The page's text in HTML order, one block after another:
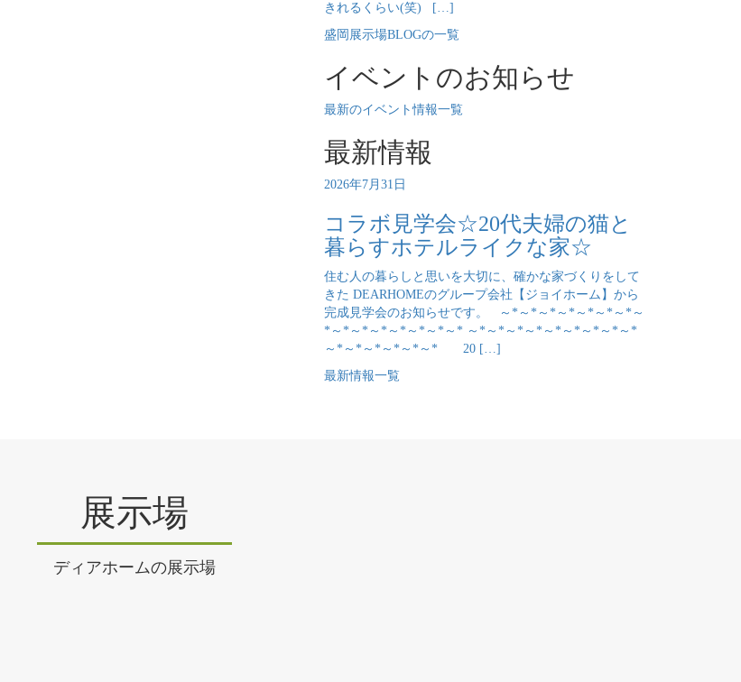
きれるくらい(笑) […]
盛岡展示場BLOGの一覧
イベントのお知らせ
最新のイベント情報一覧
最新情報
2026年7月31日
コラボ見学会☆20代夫婦の猫と
暮らすホテルライクな家☆
住む人の暮らしと思いを大切に、確かな家づくりをして
きた DEARHOMEのグループ会社【ジョイホーム】から
完成見学会のお知らせです。 ～*～*～*～*～*～*～*～
*～*～*～*～*～*～*～* ～*～*～*～*～*～*～*～*～*
～*～*～*～*～*～* 20 […]
最新情報一覧
展示場
ディアホームの展示場